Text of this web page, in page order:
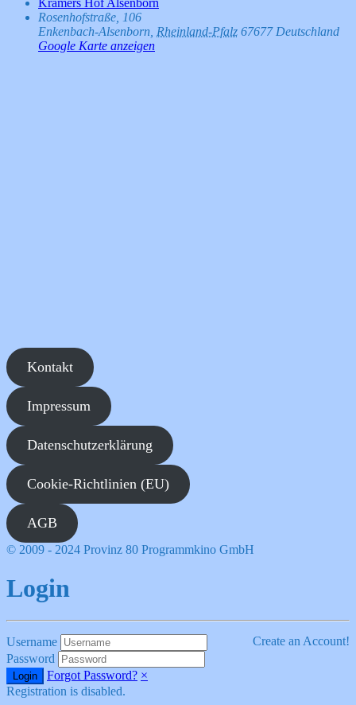
Rosenhofstraße, 106
Enkenbach-Alsenborn Rheinland-Pfalz 67677 Deutschland
Google Karte anzeigen
Kontakt
Impressum
Datenschutzerklärung
Cookie-Richtlinien (EU)
AGB
© 2009 - 2024 Provinz 80 Programmkino GmbH
Login
Username
Create an Account!
Password
Forgot Password? ×
Registration is disabled.